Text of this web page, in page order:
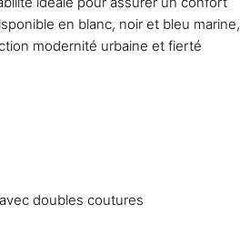
en blanc, noir et bleu marine,
modernité urbaine et fierté
doubles coutures